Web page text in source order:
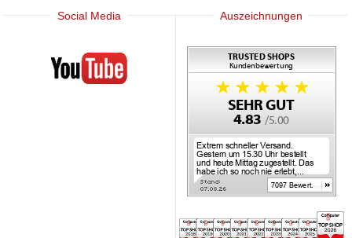
Social Media
Mediherz
Auszeichnungen